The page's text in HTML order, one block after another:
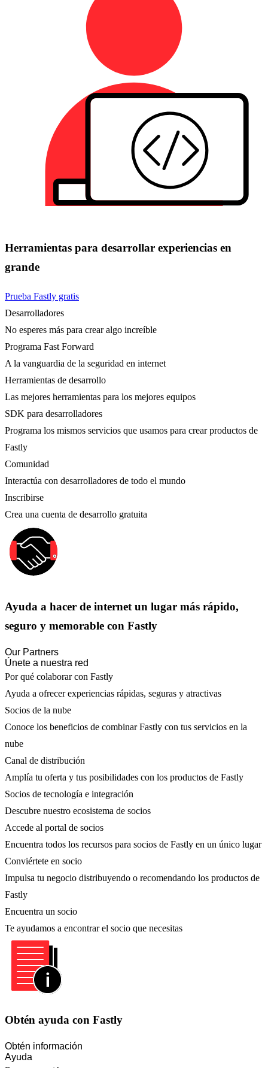
Herramientas para desarrollar experiencias en
grande
Prueba Fastly gratis
Desarrolladores
No esperes más para crear algo increíble
Programa Fast Forward
A la vanguardia de la seguridad en internet
Herramientas de desarrollo
Las mejores herramientas para los mejores equipos
SDK para desarrolladores
Programa los mismos servicios que usamos para crear productos de
Fastly
Comunidad
Interactúa con desarrolladores de todo el mundo
Inscribirse
Crea una cuenta de desarrollo gratuita
Ayuda a hacer de internet un lugar más rápido,
seguro y memorable con Fastly
Our Partners
Únete a nuestra red
Por qué colaborar con Fastly
Ayuda a ofrecer experiencias rápidas, seguras y atractivas
Socios de la nube
Conoce los beneficios de combinar Fastly con tus servicios en la
nube
Canal de distribución
Amplía tu oferta y tus posibilidades con los productos de Fastly
Socios de tecnología e integración
Descubre nuestro ecosistema de socios
Accede al portal de socios
Encuentra todos los recursos para socios de Fastly en un único lugar
Conviértete en socio
Impulsa tu negocio distribuyendo o recomendando los productos de
Fastly
Encuentra un socio
Te ayudamos a encontrar el socio que necesitas
Obtén ayuda con Fastly
Obtén información
Ayuda